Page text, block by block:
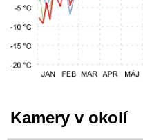
Kamery v okolí